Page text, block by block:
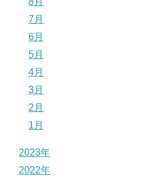
7月
6月
5月
4月
3月
2月
1月
2023年
2022年